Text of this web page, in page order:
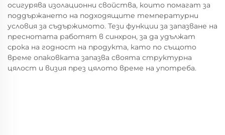
осигурява изолационни свойства, които помагат за
поддържането на подходящите температурни
условия за съдържимото. Тези функции за запазване на
преснотата работят в синхрон, за да удължат
срока на годност на продукта, като по същото
време опаковката запазва своята структурна
цялост и визия през цялото време на употреба.